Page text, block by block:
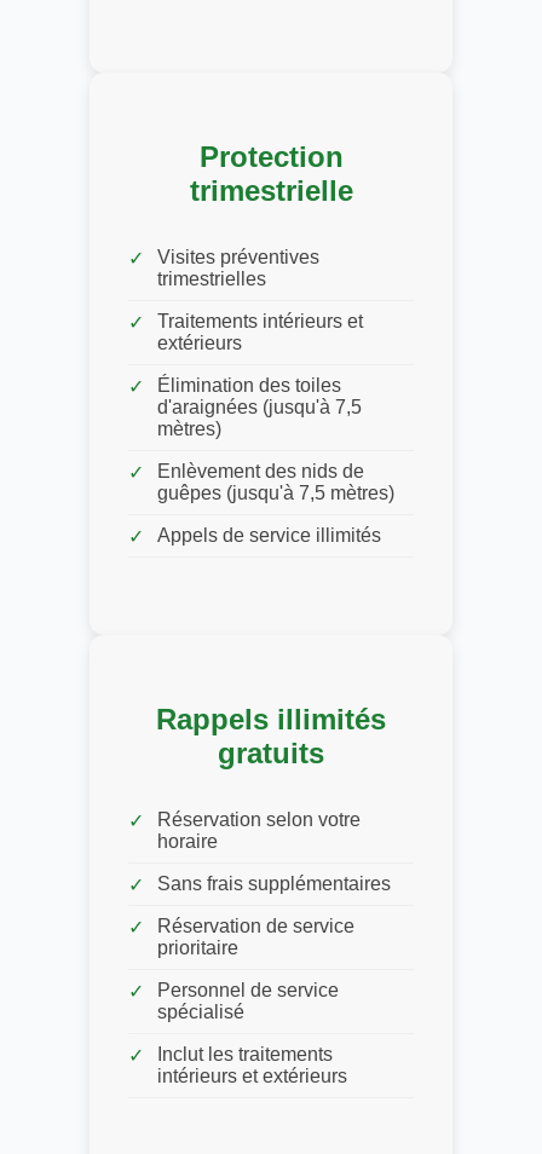
Protection
trimestrielle
Visites préventives
trimestrielles
Traitements intérieurs et
extérieurs
Élimination des toiles
d'araignées (jusqu'à 7,5
mètres)
Enlèvement des nids de
guêpes (jusqu'à 7,5 mètres)
Appels de service illimités
Rappels illimités
gratuits
Réservation selon votre
horaire
Sans frais supplémentaires
Réservation de service
prioritaire
Personnel de service
spécialisé
Inclut les traitements
intérieurs et extérieurs